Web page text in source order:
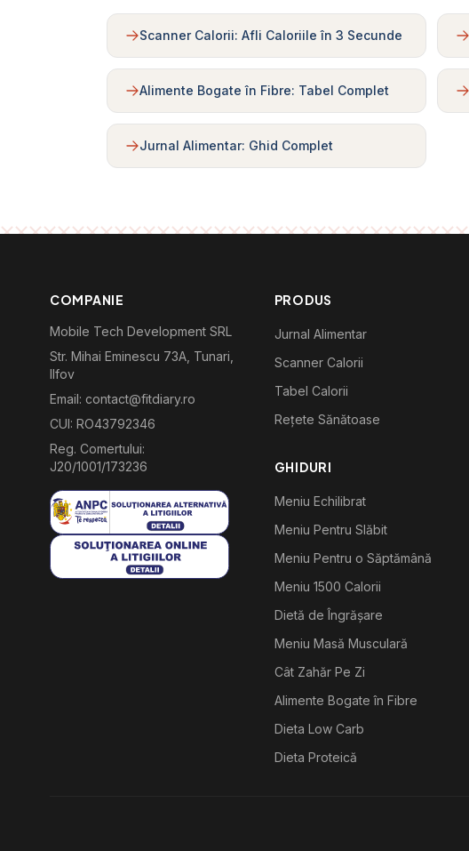
Scanner Calorii: Afli Caloriile în 3 Secunde
Alimente Bogate în Fibre: Tabel Complet
Jurnal Alimentar: Ghid Complet
COMPANIE
Mobile Tech Development SRL
Str. Mihai Eminescu 73A, Tunari,
Ilfov
Email: contact@fitdiary.ro
CUI: RO43792346
Reg. Comertului:
J20/1001/173236
PRODUS
Jurnal Alimentar
Scanner Calorii
Tabel Calorii
Rețete Sănătoase
GHIDURI
Meniu Echilibrat
Meniu Pentru Slăbit
Meniu Pentru o Săptămână
Meniu 1500 Calorii
Dietă de Îngrășare
Meniu Masă Musculară
Cât Zahăr Pe Zi
Alimente Bogate în Fibre
Dieta Low Carb
Dieta Proteică